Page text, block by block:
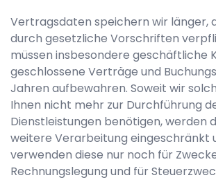
Vertragsdaten speichern wir länger,
durch gesetzliche Vorschriften
müssen insbesondere geschäftliche
geschlossene Verträge und
Jahren aufbewahren. Soweit wir
Ihnen nicht mehr zur Durchführung
Dienstleistungen benötigen, werden
weitere Verarbeitung eingeschränkt
verwenden diese nur noch für
Rechnungslegung und für